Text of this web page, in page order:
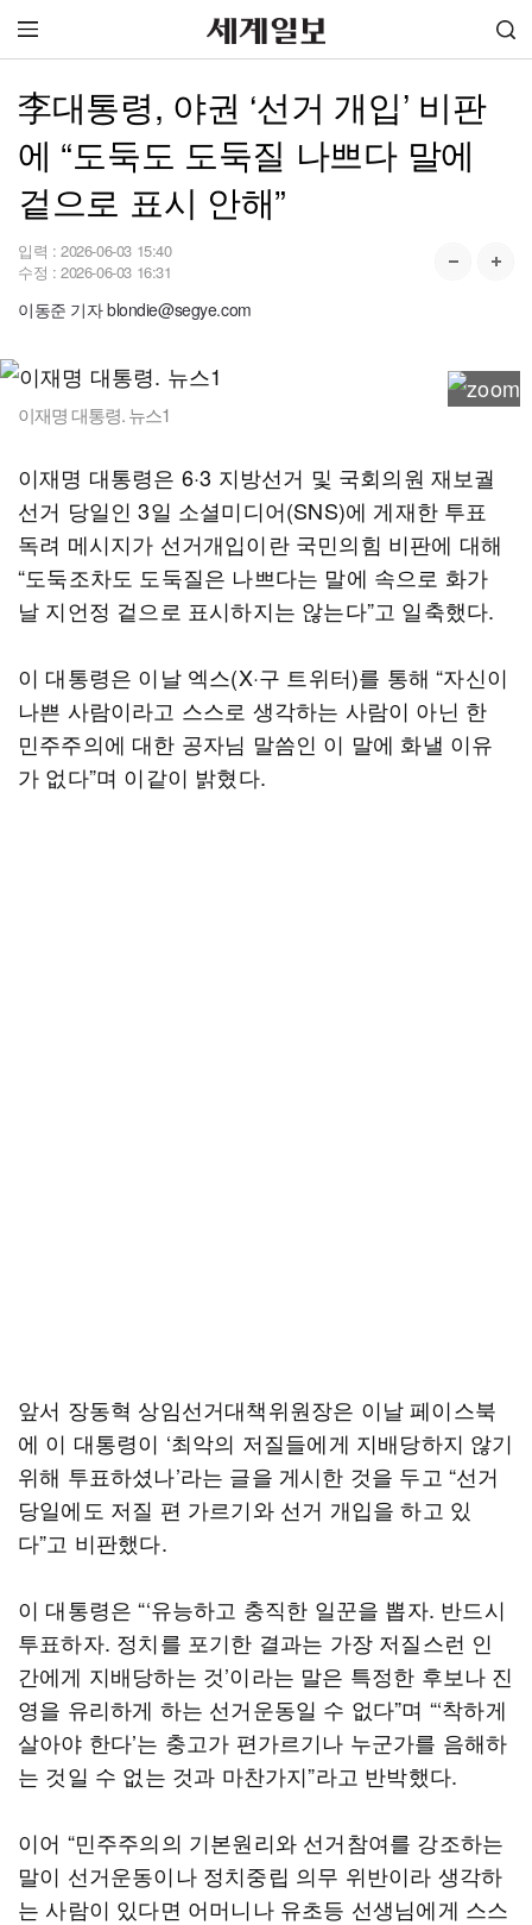
李대통령, 야권 ‘선거 개입’ 비판
에 “도둑도 도둑질 나쁘다 말에
겉으로 표시 안해”
입력 : 2026-06-03 15:40
수정 : 2026-06-03 16:31
이동준 기자 blondie@segye.com
이재명 대통령. 뉴스1
이재명 대통령은 6·3 지방선거 및 국회의원 재보궐
선거 당일인 3일 소셜미디어(SNS)에 게재한 투표
독려 메시지가 선거개입이란 국민의힘 비판에 대해
“도둑조차도 도둑질은 나쁘다는 말에 속으로 화가
날 지언정 겉으로 표시하지는 않는다”고 일축했다.
이 대통령은 이날 엑스(X·구 트위터)를 통해 “자신이
나쁜 사람이라고 스스로 생각하는 사람이 아닌 한
민주주의에 대한 공자님 말씀인 이 말에 화낼 이유
가 없다”며 이같이 밝혔다.
앞서 장동혁 상임선거대책위원장은 이날 페이스북
에 이 대통령이 ‘최악의 저질들에게 지배당하지 않기
위해 투표하셨나’라는 글을 게시한 것을 두고 “선거
당일에도 저질 편 가르기와 선거 개입을 하고 있
다”고 비판했다.
이 대통령은 “‘유능하고 충직한 일꾼을 뽑자. 반드시
투표하자. 정치를 포기한 결과는 가장 저질스런 인
간에게 지배당하는 것’이라는 말은 특정한 후보나 진
영을 유리하게 하는 선거운동일 수 없다”며 “‘착하게
살아야 한다’는 충고가 편가르기나 누군가를 음해하
는 것일 수 없는 것과 마찬가지”라고 반박했다.
이어 “민주주의의 기본원리와 선거참여를 강조하는
말이 선거운동이나 정치중립 의무 위반이라 생각하
는 사람이 있다면 어머니나 유초등 선생님에게 스스